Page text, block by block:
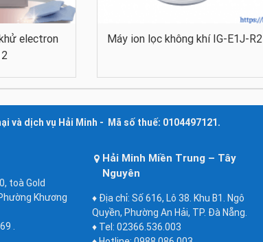
electron
Máy ion lọc không khí IG-E1J-R2
và dịch vụ Hải Minh - Mã số thuế: 0104497121.
toà Gold
Khương
.
Hải Minh Miền Trung – Tây
Nguyên
♦ Địa chỉ: Số 616, Lô 38. Khu B1. Ngô
Quyền, Phường An Hải, TP. Đà Nẵng.
♦ Tel: 02366.536.003